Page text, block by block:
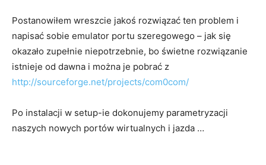
Postanowiłem wreszcie jakoś rozwiązać ten problem i
napisać sobie emulator portu szeregowego – jak się
okazało zupełnie niepotrzebnie, bo świetne rozwiązanie
istnieje od dawna i można je pobrać z
http://sourceforge.net/projects/com0com/
Po instalacji w setup-ie dokonujemy parametryzacji
naszych nowych portów wirtualnych i jazda …